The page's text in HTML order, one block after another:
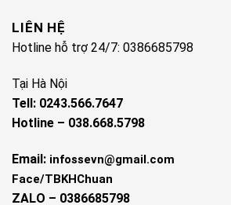
LIÊN HỆ
Hotline hỗ trợ 24/7: 0386685798
Tại Hà Nội
Tell: 0243.566.7647
Hotline – 038.668.5798
Email: infossevn@gmail.com
Face/TBKHChuan
ZALO – 0386685798